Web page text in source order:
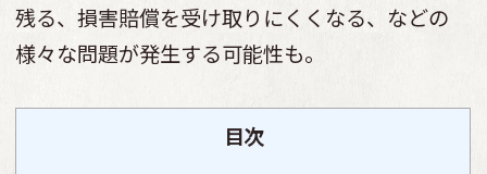
残る、損害賠償を受け取りにくくなる、などの
様々な問題が発生する可能性も。
目次